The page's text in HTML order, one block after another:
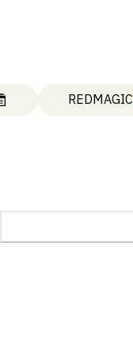
REDMAGIC